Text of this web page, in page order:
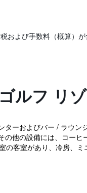
および手数料（概算）が
ルフ リ
ターおよびバー / ラウ
他の設備には、コー
の客室があり、冷房、ミ